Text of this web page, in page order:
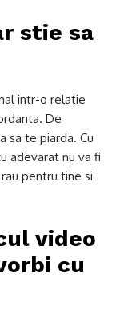
stie sa
intr-o relatie
De
sa te piarda. Cu
adevarat nu va fi
pentru tine si
video
cu